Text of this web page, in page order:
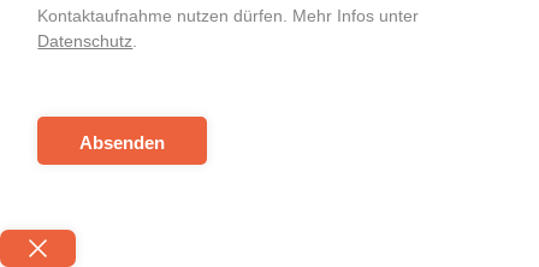
Kontaktaufnahme nutzen dürfen. Mehr Infos unter
Datenschutz.
Absenden